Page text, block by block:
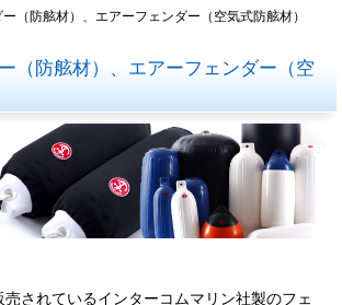
（防舷材）、エアーフェンダー（空気式防舷材）
（防舷材）、エアーフェンダー（空
されているインターコムマリン社製のフェ